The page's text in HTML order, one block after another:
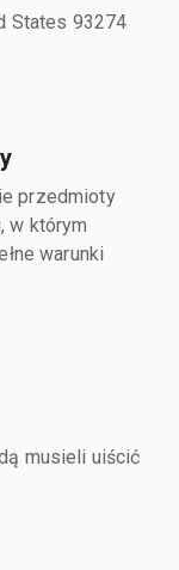
States 93274
przedmioty
w którym
warunki
musieli uiścić